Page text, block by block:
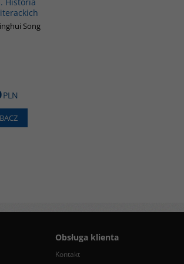
Song
PLN
Obsługa klienta
Kontakt